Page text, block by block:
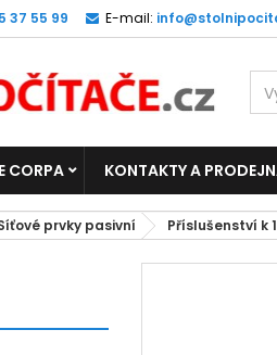
37 55 99 E-mail:
CORPA KONTAKTY A
prvky pasivní Příslušenství k